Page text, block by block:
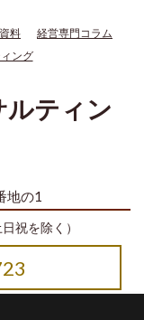
料
経営専門コラム
ング
ルティン
地の1
祝を除く）